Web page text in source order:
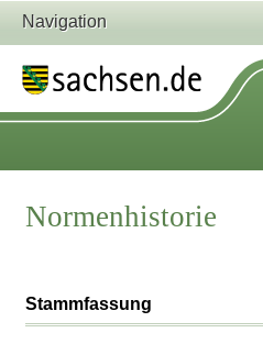
Navigation
Normenhistorie
Stammfassung